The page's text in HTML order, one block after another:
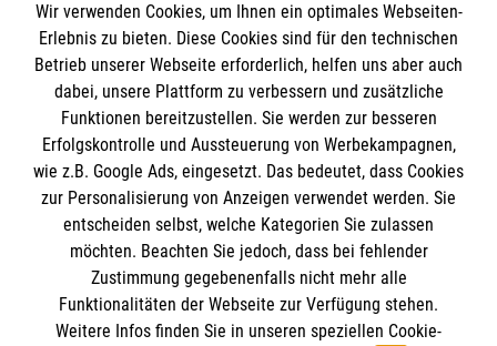
Empfänger: Malteser Hilfsdienst e.V.
IBAN: DE10 3706 0120 1201 2000 12
BIC: GENODED 1PA7
Wir verwenden Cookies, um Ihnen ein optimales Webseiten-
Erlebnis zu bieten. Diese Cookies sind für den technischen
Betrieb unserer Webseite erforderlich, helfen uns aber auch
dabei, unsere Plattform zu verbessern und zusätzliche
Funktionen bereitzustellen. Sie werden zur besseren
Erfolgskontrolle und Aussteuerung von Werbekampagnen,
wie z.B. Google Ads, eingesetzt. Das bedeutet, dass Cookies
zur Personalisierung von Anzeigen verwendet werden. Sie
entscheiden selbst, welche Kategorien Sie zulassen
möchten. Beachten Sie jedoch, dass bei fehlender
Zustimmung gegebenenfalls nicht mehr alle
Funktionalitäten der Webseite zur Verfügung stehen.
Weitere Infos finden Sie in unseren speziellen Cookie-